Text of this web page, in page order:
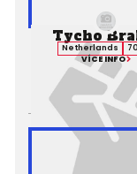
Tycho
Netherlands
VÍCE INFO
Výsledek: